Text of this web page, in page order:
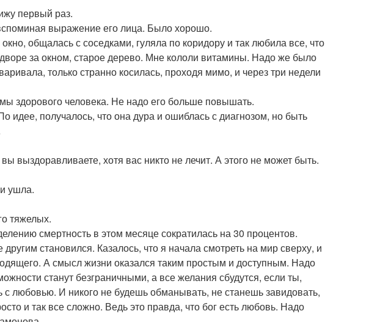
первый раз.
выражение его лица. Было хорошо.
общалась с соседками, гуляла по коридору и так любила все, что
за окном, старое дерево. Мне кололи витамины. Надо же было
только странно косилась, проходя мимо, и через три недели
здорового человека. Не надо его больше повышать.
идее, получалось, что она дура и ошиблась с диагнозом, но быть
выздоравливаете, хотя вас никто не лечит. А этого не может быть.
ушла.
тяжелых.
смертность в этом месяце сократилась на 30 процентов.
становился. Казалось, что я начала смотреть на мир сверху, и
А смысл жизни оказался таким простым и доступным. Надо
станут безграничными, а все желания сбудутся, если ты,
любовью. И никого не будешь обманывать, не станешь завидовать,
и так все сложно. Ведь это правда, что бог есть любовь. Надо